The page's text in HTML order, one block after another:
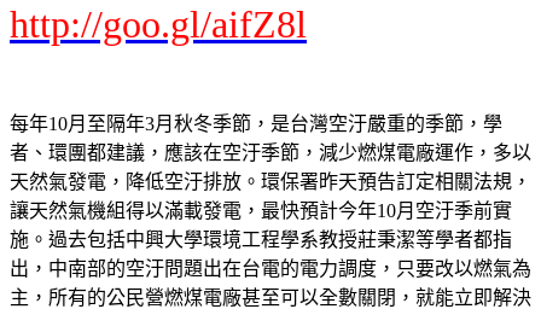
http://goo.gl/aifZ8l
每年10月至隔年3月秋冬季節，是台灣空汙嚴重的季節，學
者、環團都建議，應該在空汙季節，減少燃煤電廠運作，多以
天然氣發電，降低空汙排放。環保署昨天預告訂定相關法規，
讓天然氣機組得以滿載發電，最快預計今年10月空汙季前實
施。過去包括中興大學環境工程學系教授莊秉潔等學者都指
出，中南部的空汙問題出在台電的電力調度，只要改以燃氣為
主，所有的公民營燃煤電廠甚至可以全數關閉，就能立即解決